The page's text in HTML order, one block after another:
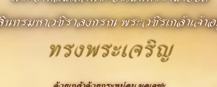
ทรมหาวชิราลงกรณ พระวชิรเกล้าเจ้า
ทรงพระเจริญ